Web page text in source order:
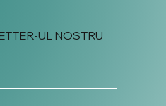
UL NOSTRU